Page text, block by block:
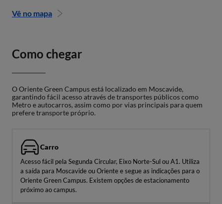
Vê no mapa
Como chegar
O Oriente Green Campus está localizado em Moscavide,
garantindo fácil acesso através de transportes públicos como
Metro e autocarros, assim como por vias principais para quem
prefere transporte próprio.
Carro
Acesso fácil pela Segunda Circular, Eixo Norte-Sul ou A1. Utiliza
a saída para Moscavide ou Oriente e segue as indicações para o
Oriente Green Campus. Existem opções de estacionamento
próximo ao campus.